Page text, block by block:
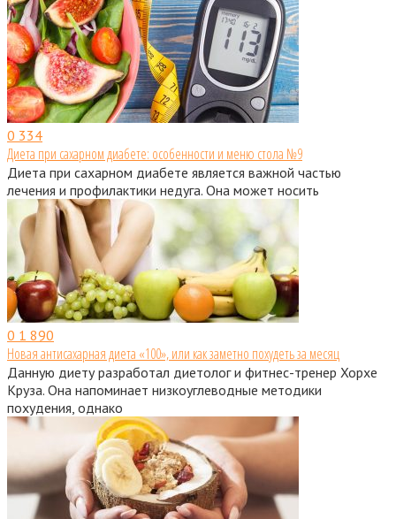
0 334
Диета при сахарном диабете: особенности и меню стола №9
Диета при сахарном диабете является важной частью
лечения и профилактики недуга. Она может носить
0 1 890
Новая антисахарная диета «100», или как заметно похудеть за месяц
Данную диету разработал диетолог и фитнес-тренер Хорхе
Круза. Она напоминает низкоуглеводные методики
похудения, однако